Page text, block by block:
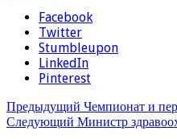
Facebook
Twitter
Stumbleupon
LinkedIn
Pinterest
Предыдущий Чемпионат и
Следующий Министр